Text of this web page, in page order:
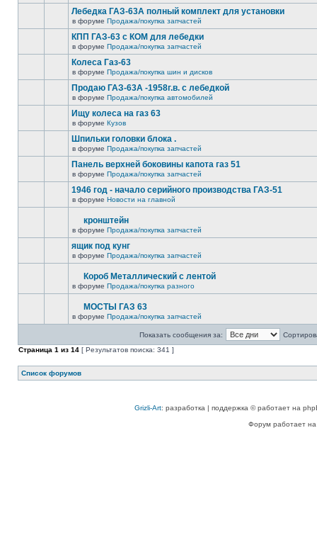
Лебедка ГАЗ-63А полный комплект для установки
в форуме Продажа/покупка запчастей
КПП ГАЗ-63 с КОМ для лебедки
в форуме Продажа/покупка запчастей
Колеса Газ-63
в форуме Продажа/покупка шин и дисков
Продаю ГАЗ-63А -1958г.в. с лебедкой
в форуме Продажа/покупка автомобилей
Ищу колеса на газ 63
в форуме Кузов
Шпильки головки блока .
в форуме Продажа/покупка запчастей
Панель верхней боковины капота газ 51
в форуме Продажа/покупка запчастей
1946 год - начало серийного производства ГАЗ-51
в форуме Новости на главной
кронштейн
в форуме Продажа/покупка запчастей
ящик под кунг
в форуме Продажа/покупка запчастей
Короб Металлический с лентой
в форуме Продажа/покупка разного
МОСТЫ ГАЗ 63
в форуме Продажа/покупка запчастей
Показать сообщения за:
Страница 1 из 14 [ Результатов поиска: 341 ]
Список форумов
Grizli-Art: разработка | поддержка © работает на
Форум работает